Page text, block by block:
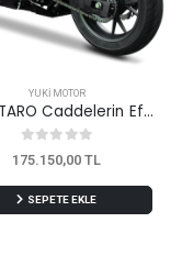
YUKİ MOTOR
GP-2 TARO Caddelerin Efendisi...
175.150,00 TL
SEPETE EKLE